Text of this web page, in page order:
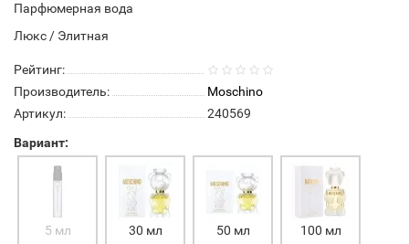
Парфюмерная вода
Люкс / Элитная
Рейтинг:
Производитель:
Moschino
Артикул:
240569
Вариант:
5 мл 30 мл 50 мл 100 мл